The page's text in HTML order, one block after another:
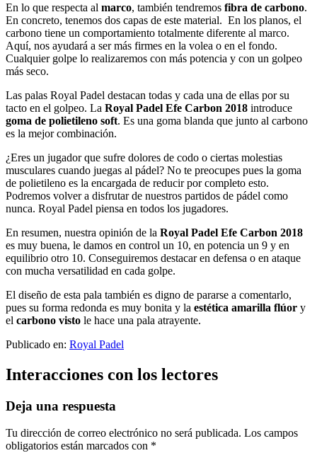
En lo que respecta al marco, también tendremos fibra de carbono.
En concreto, tenemos dos capas de este material. En los planos, el
carbono tiene un comportamiento totalmente diferente al marco.
Aquí, nos ayudará a ser más firmes en la volea o en el fondo.
Cualquier golpe lo realizaremos con más potencia y con un golpeo
más seco.
Las palas Royal Padel destacan todas y cada una de ellas por su
tacto en el golpeo. La Royal Padel Efe Carbon 2018 introduce
goma de polietileno soft. Es una goma blanda que junto al carbono
es la mejor combinación.
¿Eres un jugador que sufre dolores de codo o ciertas molestias
musculares cuando juegas al pádel? No te preocupes pues la goma
de polietileno es la encargada de reducir por completo esto.
Podremos volver a disfrutar de nuestros partidos de pádel como
nunca. Royal Padel piensa en todos los jugadores.
En resumen, nuestra opinión de la Royal Padel Efe Carbon 2018
es muy buena, le damos en control un 10, en potencia un 9 y en
equilibrio otro 10. Conseguiremos destacar en defensa o en ataque
con mucha versatilidad en cada golpe.
El diseño de esta pala también es digno de pararse a comentarlo,
pues su forma redonda es muy bonita y la estética amarilla flúor y
el carbono visto le hace una pala atrayente.
Publicado en: Royal Padel
Interacciones con los lectores
Deja una respuesta
Tu dirección de correo electrónico no será publicada. Los campos
obligatorios están marcados con *